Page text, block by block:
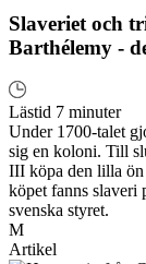
Slaveriet och
Barthélemy -
Lästid 7 minuter
Under 1700-talet
sig en koloni. Till
III köpa den lilla
köpet fanns slaveri
svenska styret.
M
Artikel